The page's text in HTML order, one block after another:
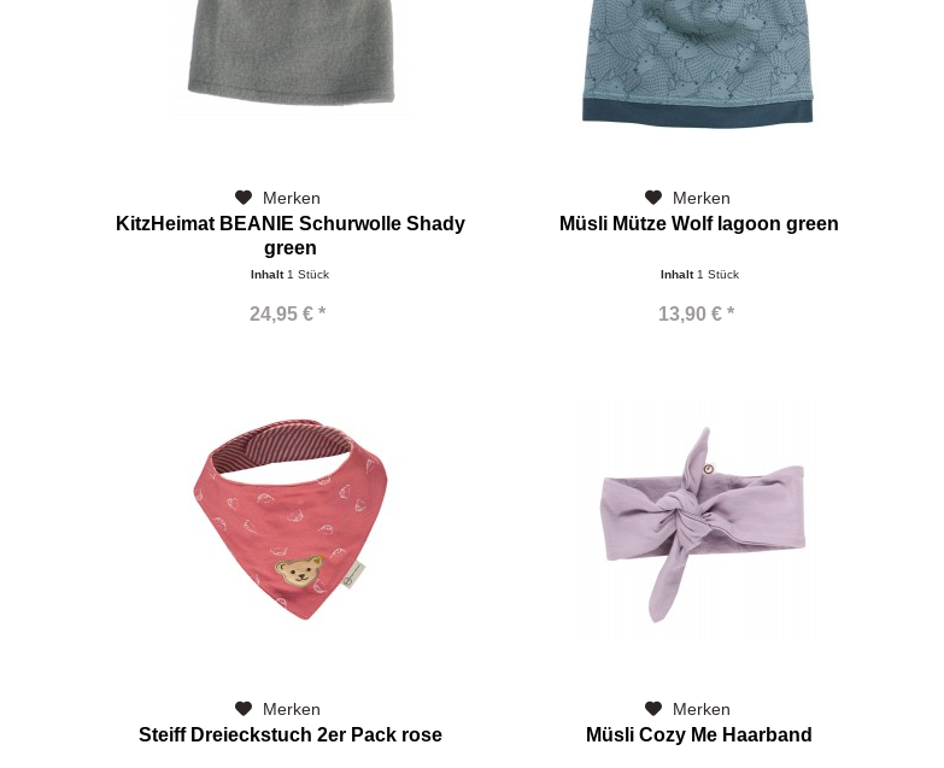
Merken
KitzHeimat BEANIE Schurwolle Shady
green
Inhalt 1 Stück
24,95 € *
Merken
Müsli Mütze Wolf lagoon green
Inhalt 1 Stück
13,90 € *
Merken
Steiff Dreieckstuch 2er Pack rose
Merken
Müsli Cozy Me Haarband